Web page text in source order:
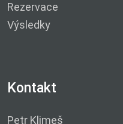
Rezervace
Výsledky
Kontakt
Petr Klimeš